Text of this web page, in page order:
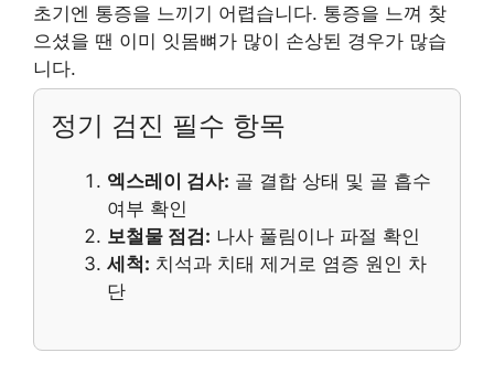
초기엔 통증을 느끼기 어렵습니다. 통증을 느껴 찾
으셨을 땐 이미 잇몸뼈가 많이 손상된 경우가 많습
니다.
정기 검진 필수 항목
엑스레이 검사: 골 결합 상태 및 골 흡수
여부 확인
보철물 점검: 나사 풀림이나 파절 확인
세척: 치석과 치태 제거로 염증 원인 차
단